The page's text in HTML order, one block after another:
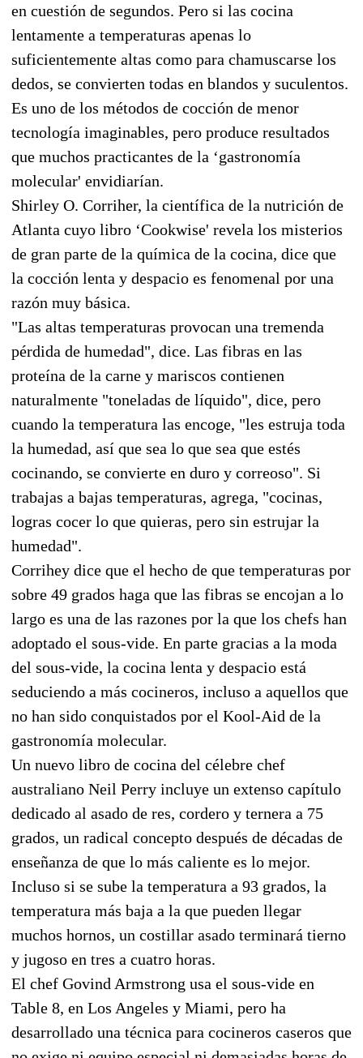
en cuestión de segundos. Pero si las cocina
lentamente a temperaturas apenas lo
suficientemente altas como para chamuscarse los
dedos, se convierten todas en blandos y suculentos.
Es uno de los métodos de cocción de menor
tecnología imaginables, pero produce resultados
que muchos practicantes de la ‘gastronomía
molecular' envidiarían.
Shirley O. Corriher, la científica de la nutrición de
Atlanta cuyo libro ‘Cookwise' revela los misterios
de gran parte de la química de la cocina, dice que
la cocción lenta y despacio es fenomenal por una
razón muy básica.
"Las altas temperaturas provocan una tremenda
pérdida de humedad", dice. Las fibras en las
proteína de la carne y mariscos contienen
naturalmente "toneladas de líquido", dice, pero
cuando la temperatura las encoge, "les estruja toda
la humedad, así que sea lo que sea que estés
cocinando, se convierte en duro y correoso". Si
trabajas a bajas temperaturas, agrega, "cocinas,
logras cocer lo que quieras, pero sin estrujar la
humedad".
Corrihey dice que el hecho de que temperaturas por
sobre 49 grados haga que las fibras se encojan a lo
largo es una de las razones por la que los chefs han
adoptado el sous-vide. En parte gracias a la moda
del sous-vide, la cocina lenta y despacio está
seduciendo a más cocineros, incluso a aquellos que
no han sido conquistados por el Kool-Aid de la
gastronomía molecular.
Un nuevo libro de cocina del célebre chef
australiano Neil Perry incluye un extenso capítulo
dedicado al asado de res, cordero y ternera a 75
grados, un radical concepto después de décadas de
enseñanza de que lo más caliente es lo mejor.
Incluso si se sube la temperatura a 93 grados, la
temperatura más baja a la que pueden llegar
muchos hornos, un costillar asado terminará tierno
y jugoso en tres a cuatro horas.
El chef Govind Armstrong usa el sous-vide en
Table 8, en Los Angeles y Miami, pero ha
desarrollado una técnica para cocineros caseros que